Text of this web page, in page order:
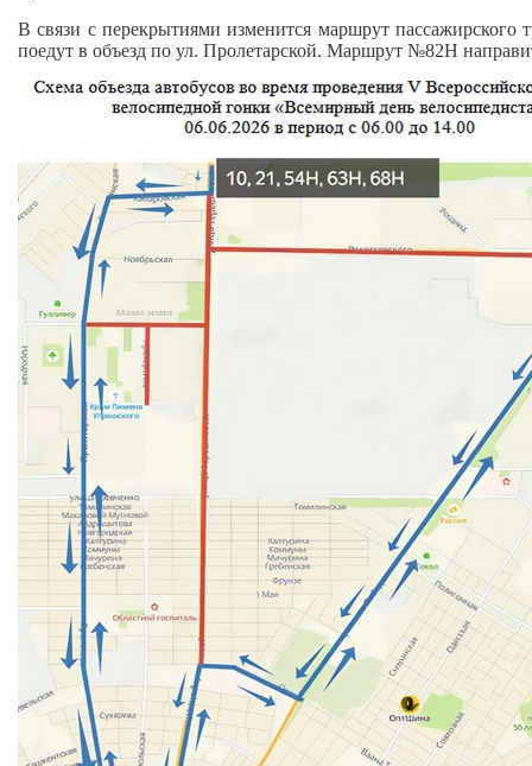
В связи с перекрытиями изменится маршрут
поедут в объезд по ул. Пролетарской. Маршрут №82Н